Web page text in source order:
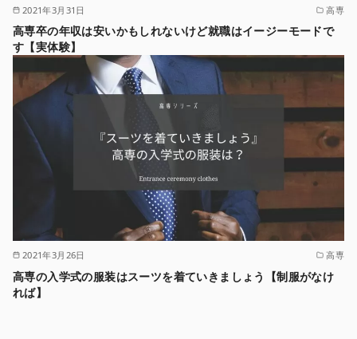
2021年3月31日 高専
高専卒の年収は安いかもしれないけど就職はイージーモードで
す【実体験】
2021年3月26日 高専
高専の入学式の服装はスーツを着ていきましょう【制服がなけ
れば】